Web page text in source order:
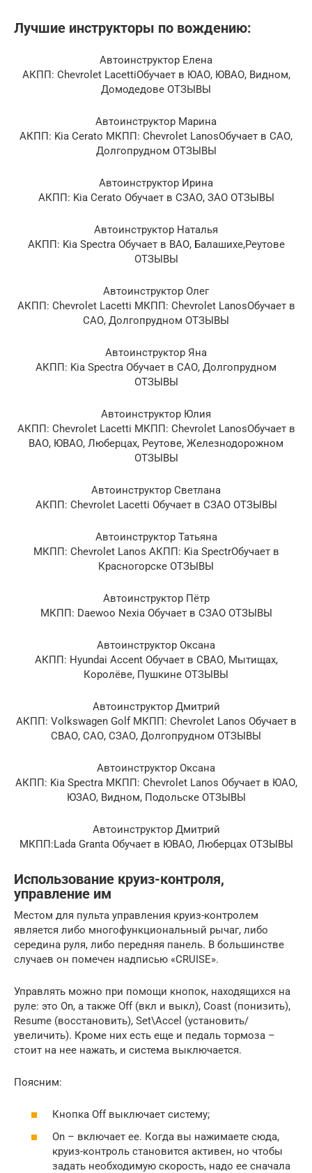
Лучшие инструкторы по вождению:
Автоинструктор Елена
АКПП: Chevrolet LacettiОбучает в ЮАО, ЮВАО, Видном,
Домодедове ОТЗЫВЫ
Автоинструктор Марина
АКПП: Kia Cerato МКПП: Chevrolet LanosОбучает в САО,
Долгопрудном ОТЗЫВЫ
Автоинструктор Ирина
АКПП: Kia Cerato Обучает в СЗАО, ЗАО ОТЗЫВЫ
Автоинструктор Наталья
АКПП: Kia Spectra Обучает в ВАО, Балашихе,Реутове
ОТЗЫВЫ
Автоинструктор Олег
АКПП: Chevrolet Lacetti МКПП: Chevrolet LanosОбучает в
САО, Долгопрудном ОТЗЫВЫ
Автоинструктор Яна
АКПП: Kia Spectra Обучает в САО, Долгопрудном
ОТЗЫВЫ
Автоинструктор Юлия
АКПП: Chevrolet Lacetti МКПП: Chevrolet LanosОбучает в
ВАО, ЮВАО, Люберцах, Реутове, Железнодорожном
ОТЗЫВЫ
Автоинструктор Светлана
АКПП: Chevrolet Lacetti Обучает в СЗАО ОТЗЫВЫ
Автоинструктор Татьяна
МКПП: Chevrolet Lanos АКПП: Kia SpectrОбучает в
Красногорске ОТЗЫВЫ
Автоинструктор Пётр
МКПП: Daewoo Nexia Обучает в СЗАО ОТЗЫВЫ
Автоинструктор Оксана
АКПП: Hyundai Accent Обучает в СВАО, Мытищах,
Королёве, Пушкине ОТЗЫВЫ
Автоинструктор Дмитрий
АКПП: Volkswagen Golf МКПП: Chevrolet Lanos Обучает в
СВАО, САО, СЗАО, Долгопрудном ОТЗЫВЫ
Автоинструктор Оксана
АКПП: Kia Spectra МКПП: Chevrolet Lanos Обучает в ЮАО,
ЮЗАО, Видном, Подольске ОТЗЫВЫ
Автоинструктор Дмитрий
МКПП:Lada Granta Обучает в ЮВАО, Люберцах ОТЗЫВЫ
Использование круиз-контроля,
управление им
Местом для пульта управления круиз-контролем
является либо многофункциональный рычаг, либо
середина руля, либо передняя панель. В большинстве
случаев он помечен надписью «CRUISE».
Управлять можно при помощи кнопок, находящихся на
руле: это On, а также Off (вкл и выкл), Coast (понизить),
Resume (восстановить), Set\Accel (установить/
увеличить). Кроме них есть еще и педаль тормоза –
стоит на нее нажать, и система выключается.
Поясним:
Кнопка Off выключает систему;
On – включает ее. Когда вы нажимаете сюда,
круиз-контроль становится активен, но чтобы
задать необходимую скорость, надо ее сначала